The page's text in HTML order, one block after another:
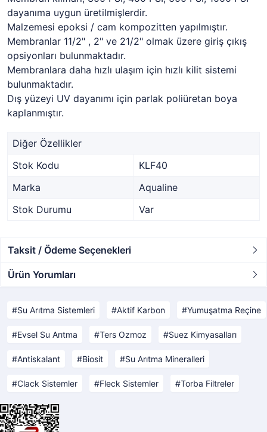
dayanıma uygun üretilmişlerdir.
Malzemesi epoksi / cam kompozitten yapılmıştır.
Membranlar 11/2" , 2" ve 21/2" olmak üzere giriş çıkış
opsiyonları bulunmaktadır.
Membranlara daha hızlı ulaşım için hızlı kilit sistemi
bulunmaktadır.
Dış yüzeyi UV dayanımı için parlak poliüretan boya
kaplanmıştır.
Diğer Özellikler
Stok Kodu
KLF40
Marka
Aqualine
Stok Durumu
Var
Taksit / Ödeme Seçenekleri
Ürün Yorumları
Su Arıtma Sistemleri Aktif Karbon Yumuşatma Reçine
Evsel Su Arıtma Ters Ozmoz Suez Kimyasalları
Antiskalant Biosit Su Arıtma Mineralleri
Clack Sistemler Fleck Sistemler Torba Filtreler